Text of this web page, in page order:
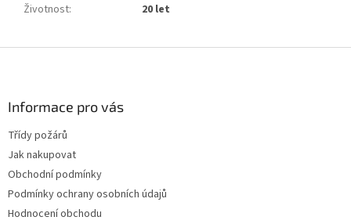
Životnost: 20 let
Informace pro vás
Třídy požárů
Jak nakupovat
Obchodní podmínky
Podmínky ochrany osobních údajů
Hodnocení obchodu